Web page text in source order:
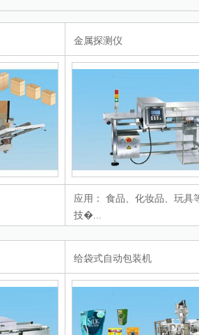
金属探测仪
应用： 食品、化妆品、玩具
技�...
给袋式自动包装机